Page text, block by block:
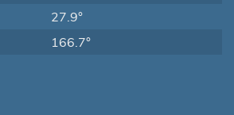
27.9°
166.7°